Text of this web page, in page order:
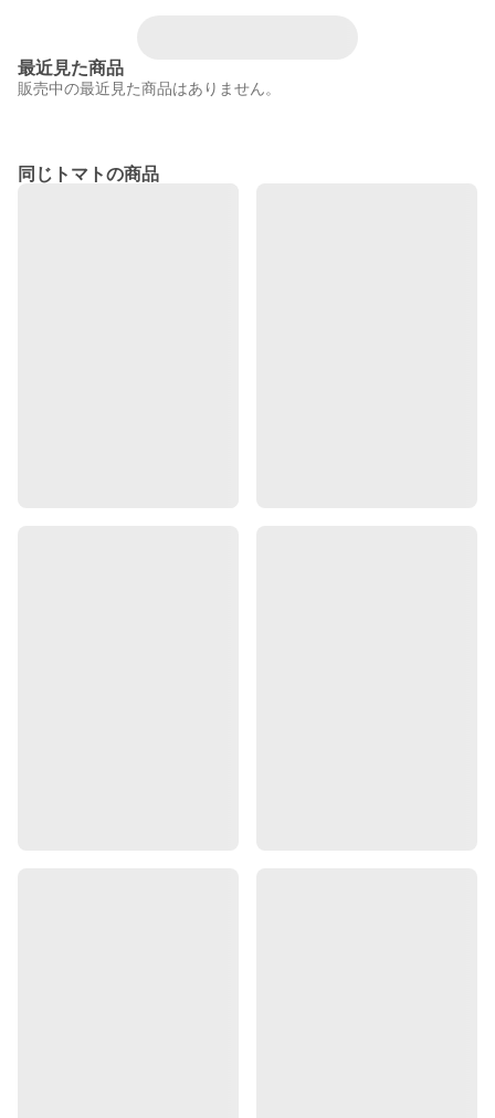
最近見た商品
販売中の最近見た商品はありません。
同じトマトの商品